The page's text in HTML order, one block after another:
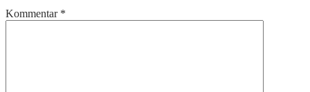
Kommentar *